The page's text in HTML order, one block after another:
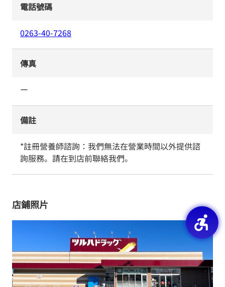
電話號碼
0263-40-7268
傳真
ー
備註
*註冊營養師諮詢：我們無法在營業時間以外提供諮
詢服務。請在到店前聯絡我們。
店鋪照片